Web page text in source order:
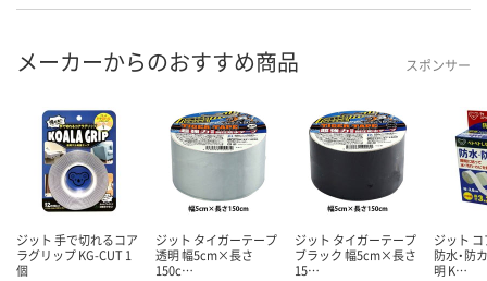
メーカーからのおすすめ商品 スポンサー
ジット 手で切れるコア
ラグリップ KG-CUT 1
個
ジット タイガーテープ
透明 幅5cm×長さ
150c…
ジット タイガーテープ
ブラック 幅5cm×長さ
15…
ジット
防水・防
明 K…